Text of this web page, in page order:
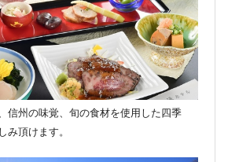
信州の味覚、旬の食材を使用した四季
み頂けます。